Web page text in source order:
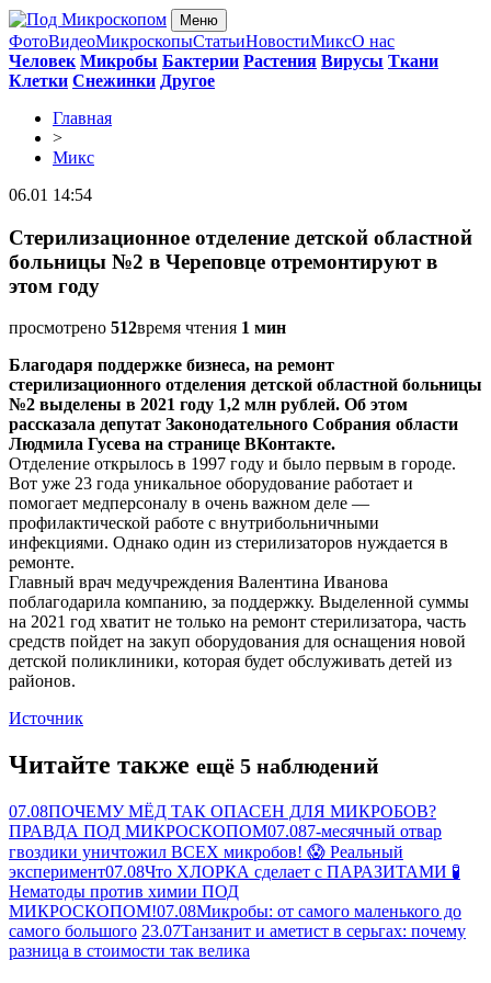
Меню
ФотоВидеоМикроскопыСтатьиНовостиМиксО нас
Человек Микробы Бактерии Растения Вирусы Ткани
Клетки Снежинки Другое
Главная
>
Микс
06.01 14:54
Стерилизационное отделение детской областной
больницы №2 в Череповце отремонтируют в
этом году
просмотрено 512время чтения 1 мин
Благодаря поддержке бизнеса, на ремонт
стерилизационного отделения детской областной больницы
№2 выделены в 2021 году 1,2 млн рублей. Об этом
рассказала депутат Законодательного Собрания области
Людмила Гусева на странице ВКонтакте.
Отделение открылось в 1997 году и было первым в городе.
Вот уже 23 года уникальное оборудование работает и
помогает медперсоналу в очень важном деле —
профилактической работе с внутрибольничными
инфекциями. Однако один из стерилизаторов нуждается в
ремонте.
Главный врач медучреждения Валентина Иванова
поблагодарила компанию, за поддержку. Выделенной суммы
на 2021 год хватит не только на ремонт стерилизатора, часть
средств пойдет на закуп оборудования для оснащения новой
детской поликлиники, которая будет обслуживать детей из
районов.
Источник
Читайте также ещё 5 наблюдений
07.08ПОЧЕМУ МЁД ТАК ОПАСЕН ДЛЯ МИКРОБОВ?
ПРАВДА ПОД МИКРОСКОПОМ07.087-месячный отвар
гвоздики уничтожил ВСЕХ микробов! 😱 Реальный
эксперимент07.08Что ХЛОРКА сделает с ПАРАЗИТАМИ 🧪
Нематоды против химии ПОД
МИКРОСКОПОМ!07.08Микробы: от самого маленького до
самого большого 23.07Танзанит и аметист в серьгах: почему
разница в стоимости так велика